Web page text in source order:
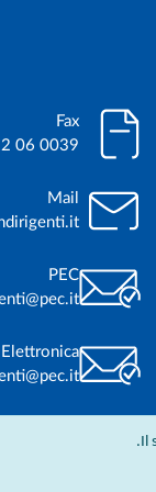
Il
Fax
0039 06 5903912
Mail
PEC
Elettronica